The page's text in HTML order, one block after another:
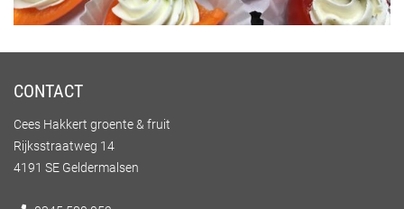
CONTACT
Cees Hakkert groente & fruit
Rijksstraatweg 14
4191 SE Geldermalsen